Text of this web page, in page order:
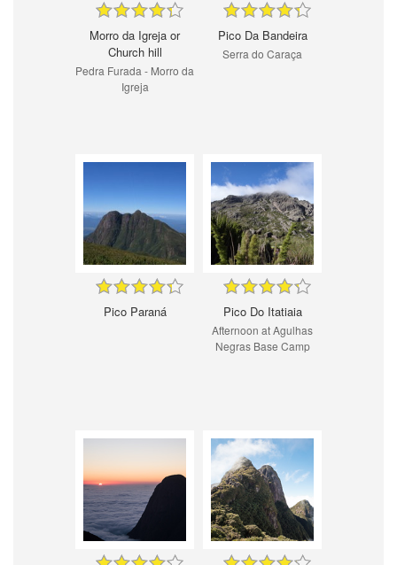
Morro da Igreja or
Church hill
Pedra Furada - Morro da
Igreja
Pico Da Bandeira
Serra do Caraça
Pico Paraná Pico Do Itatiaia
Afternoon at Agulhas
Negras Base Camp